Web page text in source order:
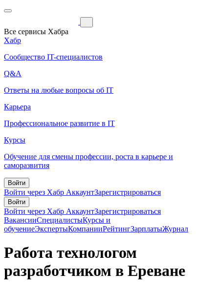
Все сервисы Хабра
Хабр
Сообщество IT-специалистов
Q&A
Ответы на любые вопросы об IT
Карьера
Профессиональное развитие в IT
Курсы
Обучение для смены профессии, роста в карьере и
саморазвития
Войти
Войти через Хабр АккаунтЗарегистрироваться
Войти
Войти через Хабр АккаунтЗарегистрироваться
ВакансииСпециалистыКурсы и
обучениеЭкспертыКомпанииРейтингЗарплатыЖурнал
Работа технологом
разработчиком в Ереване